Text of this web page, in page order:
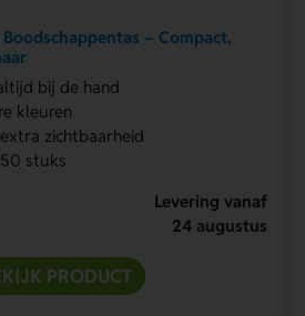
– Compact,
bij de hand
kleuren
zichtbaarheid
stuks
Levering vanaf
24 augustus
PRODUCT